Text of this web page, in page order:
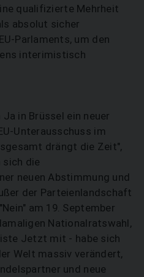
qualifizierte Mehrheit
absolut sicher
Parlaments, um den
interimistisch
in Brüssel ein neuer
Unterausschuss im
drängt die Zeit",
sich die
neuen Abstimmung und
der Parteienlandschaft
am 19. September
Nationalratswahl,
Jetzt mit - habe sich
Welt massiv verändert,
und neue